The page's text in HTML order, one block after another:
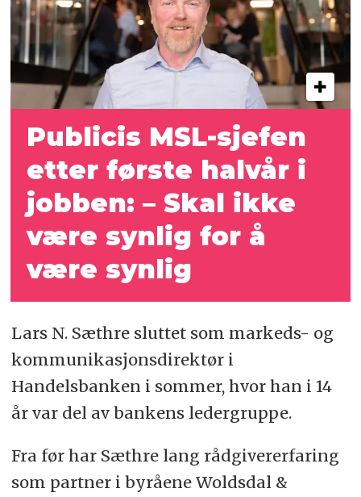
Publicis MSL-sjefen
etter første halvår i
jobben:– Skal ikke
være synlig for å
være synlig
Lars N. Sæthre sluttet som markeds- og
kommunikasjonsdirektør i
Handelsbanken i sommer, hvor han i 14
år var del av bankens ledergruppe.
Fra før har Sæthre lang rådgivererfaring
som partner i byråene Woldsdal &